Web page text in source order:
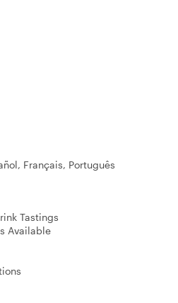
Français, Português
Tastings
Available